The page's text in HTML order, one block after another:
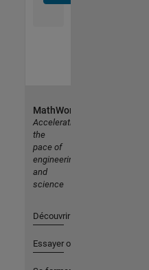
MathWorks
Accelerating
the
pace of
engineering
and
science
Découvrir les produits
Essayer ou acheter